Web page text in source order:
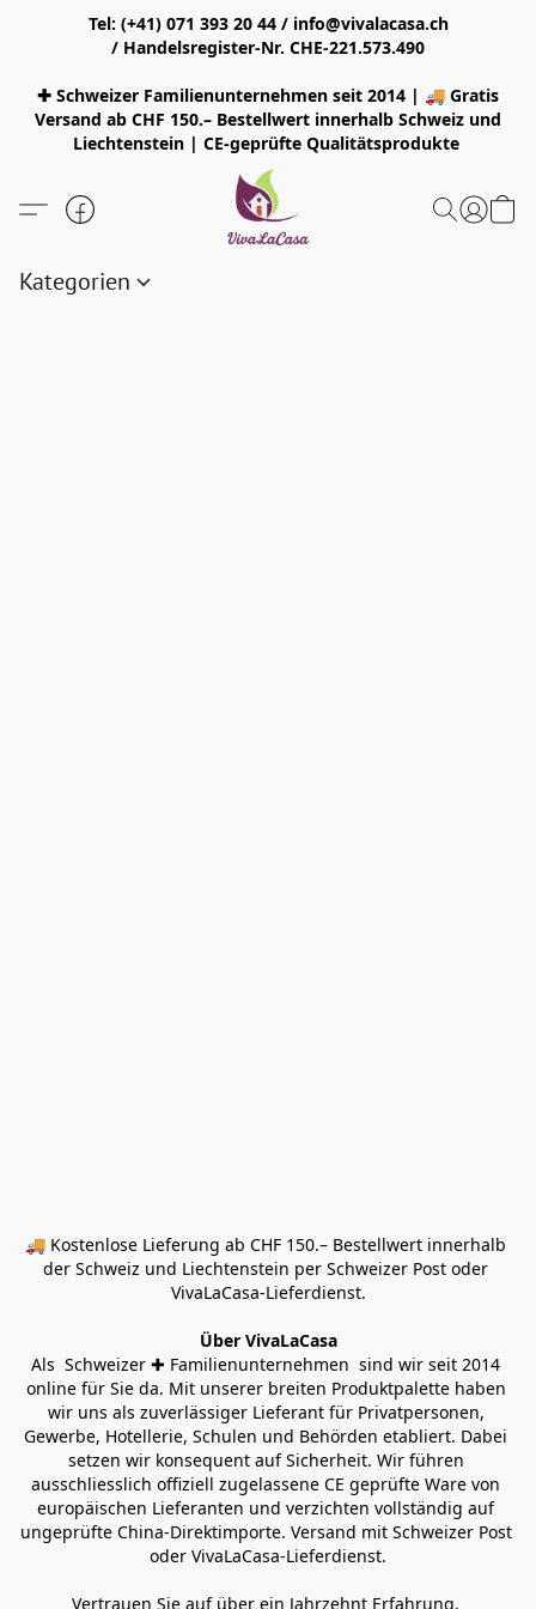
Tel: (+41) 071 393 20 44 / info@vivalacasa.ch
/ Handelsregister-Nr. CHE-221.573.490
✚ Schweizer Familienunternehmen seit 2014 | 🚚 Gratis
Versand ab CHF 150.– Bestellwert innerhalb Schweiz und
Liechtenstein | CE-geprüfte Qualitätsprodukte
Kategorien
🚚 Kostenlose Lieferung ab CHF 150.– Bestellwert innerhalb
der Schweiz und Liechtenstein per Schweizer Post oder
VivaLaCasa-Lieferdienst.
Über VivaLaCasa
Als  Schweizer ✚ Familienunternehmen  sind wir seit 2014
online für Sie da. Mit unserer breiten Produktpalette haben
wir uns als zuverlässiger Lieferant für Privatpersonen,
Gewerbe, Hotellerie, Schulen und Behörden etabliert. Dabei
setzen wir konsequent auf Sicherheit. Wir führen
ausschliesslich offiziell zugelassene CE geprüfte Ware von
europäischen Lieferanten und verzichten vollständig auf
ungeprüfte China-Direktimporte. Versand mit Schweizer Post
oder VivaLaCasa-Lieferdienst.
Vertrauen Sie auf über ein Jahrzehnt Erfahrung,